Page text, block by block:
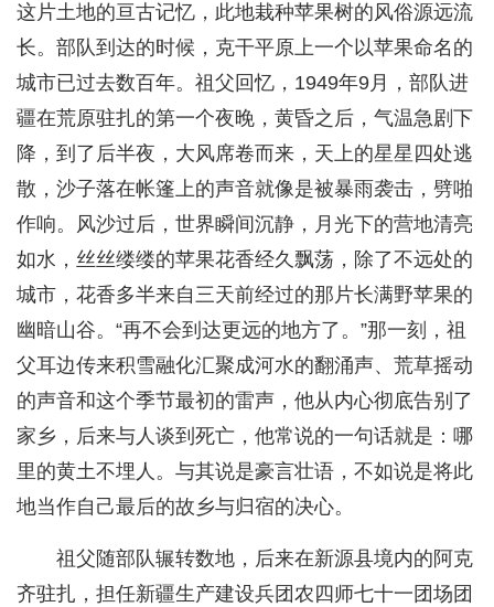
这片土地的亘古记忆，此地栽种苹果树的风俗源远流
长。部队到达的时候，克干平原上一个以苹果命名的
城市已过去数百年。祖父回忆，1949年9月，部队进
疆在荒原驻扎的第一个夜晚，黄昏之后，气温急剧下
降，到了后半夜，大风席卷而来，天上的星星四处逃
散，沙子落在帐篷上的声音就像是被暴雨袭击，劈啪
作响。风沙过后，世界瞬间沉静，月光下的营地清亮
如水，丝丝缕缕的苹果花香经久飘荡，除了不远处的
城市，花香多半来自三天前经过的那片长满野苹果的
幽暗山谷。“再不会到达更远的地方了。”那一刻，祖
父耳边传来积雪融化汇聚成河水的翻涌声、荒草摇动
的声音和这个季节最初的雷声，他从内心彻底告别了
家乡，后来与人谈到死亡，他常说的一句话就是：哪
里的黄土不埋人。与其说是豪言壮语，不如说是将此
地当作自己最后的故乡与归宿的决心。
祖父随部队辗转数地，后来在新源县境内的阿克
齐驻扎，担任新疆生产建设兵团农四师七十一团场团